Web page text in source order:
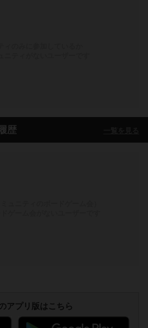
歴
アプリ版はこちら